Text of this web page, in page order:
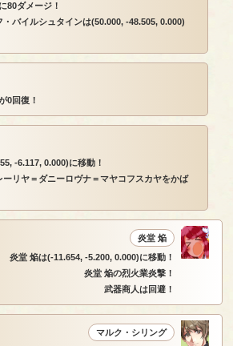
80ダメージ！
・バイルシュタインは(50.000, -48.505, 0.000)
0回復！
-6.117, 0.000)に移動！
ーリヤ＝ダニーロヴナ＝マヤコフスカヤをかば
炎堂 焔
炎堂 焔は(-11.654, -5.200, 0.000)に移動！
炎堂 焔の烈火業炎撃！
武器商人は回避！
マルク・シリング